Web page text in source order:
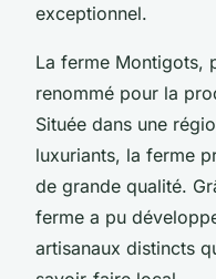
exceptionnel.
La ferme Montigots,
renommé pour la
Située dans une
luxuriants, la ferme
de grande qualité.
ferme a pu
artisanaux distincts